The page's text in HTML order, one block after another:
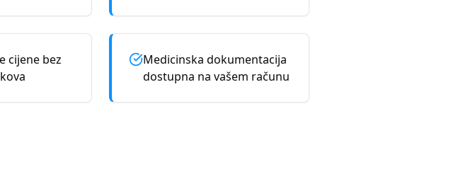
cijene bez
Medicinska dokumentacija
dostupna na vašem računu